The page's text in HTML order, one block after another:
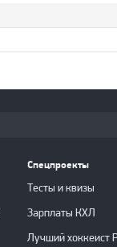
Спецпроекты
Тесты и квизы
Зарплаты КХЛ
Лучший хоккеист